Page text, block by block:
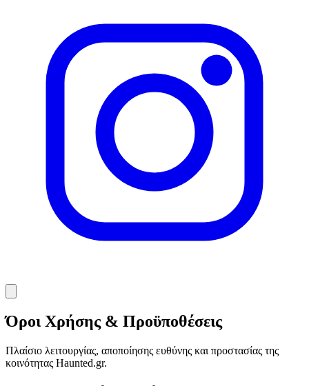
Όροι Χρήσης & Προϋποθέσεις
Πλαίσιο λειτουργίας, αποποίησης ευθύνης και προστασίας της
κοινότητας Haunted.gr.